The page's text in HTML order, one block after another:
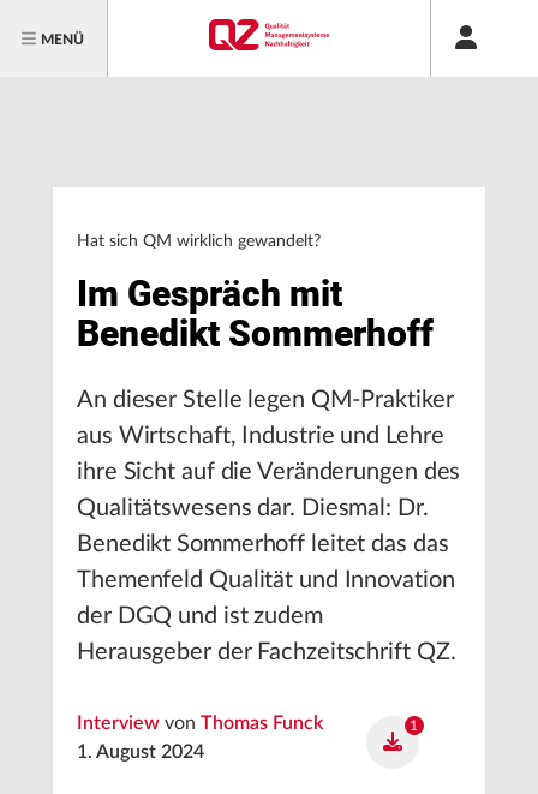
MENÜ
Hat sich QM wirklich gewandelt?
Im Gespräch mit
Benedikt Sommerhoff
An dieser Stelle legen QM-Praktiker
aus Wirtschaft, Industrie und Lehre
ihre Sicht auf die Veränderungen des
Qualitätswesens dar. Diesmal: Dr.
Benedikt Sommerhoff leitet das das
Themenfeld Qualität und Innovation
der DGQ und ist zudem
Herausgeber der Fachzeitschrift QZ.
Interview von Thomas Funck
1. August 2024
1